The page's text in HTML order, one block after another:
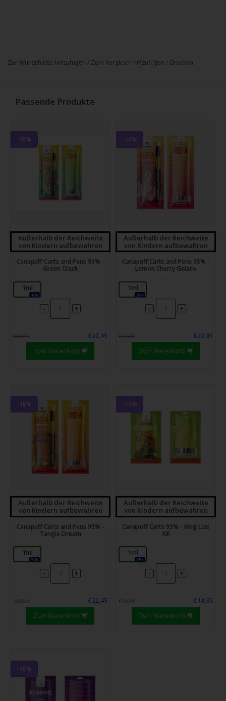
Zur Wunschliste hinzufügen / Zum Vergleich hinzufügen / Drucken
Passende Produkte
-10%
Außerhalb der Reichweite
von Kindern aufbewahren
Canapuff Carts and Pens 95% -
Green Crack
1ml
10x
- +
€24,95
€22,45
Zum Warenkorb
-10%
Außerhalb der Reichweite
von Kindern aufbewahren
Canapuff Carts and Pens 95% -
Lemon Cherry Gelato
1ml
84x
- +
€24,95
€22,45
Zum Warenkorb
-10%
Außerhalb der Reichweite
von Kindern aufbewahren
Canapuff Carts and Pens 95% -
Tangie Dream
1ml
39x
- +
€24,95
€22,45
Zum Warenkorb
-10%
Außerhalb der Reichweite
von Kindern aufbewahren
Canapuff Carts 95% - King Luis
XIII
1ml
29x
- +
€15,95
€14,35
Zum Warenkorb
-10%